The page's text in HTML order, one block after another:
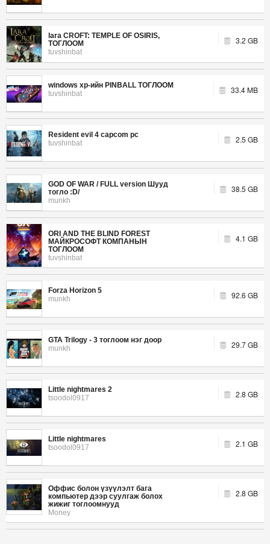
lara CROFT: TEMPLE OF OSIRIS,
ТОГЛООМ
tuvshinbat
3.2 GB
windows xp-ийн PINBALL ТОГЛООМ
tuvshinbat
33.4 MB
Resident evil 4 capcom pc
tuvshinbat
2.5 GB
GOD OF WAR / FULL version Шууд
тогло :D/
munkh
38.5 GB
ORI AND THE BLIND FOREST
МАЙКРОСОФТ КОМПАНЫН
ТОГЛООМ
tuvshinbat
4.1 GB
Forza Horizon 5
munkh
92.6 GB
GTA Trilogy - 3 тоглоом нэг доор
munkh
29.7 GB
Little nightmares 2
tsoodol0917
2.8 GB
Little nightmares
tsoodol0917
2.1 GB
Оффис болон үзүүлэлт бага
компьютер дээр суулгаж болох
жижиг тоглоомнууд
Money
2.8 GB